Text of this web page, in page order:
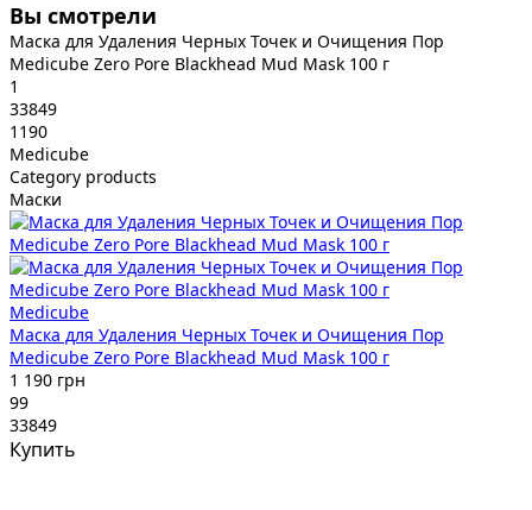
Вы смотрели
Маска для Удаления Черных Точек и Очищения Пор
Medicube Zero Pore Blackhead Mud Mask 100 г
1
33849
1190
Medicube
Category products
Маски
Medicube
Маска для Удаления Черных Точек и Очищения Пор
Medicube Zero Pore Blackhead Mud Mask 100 г
1 190 грн
99
33849
Купить